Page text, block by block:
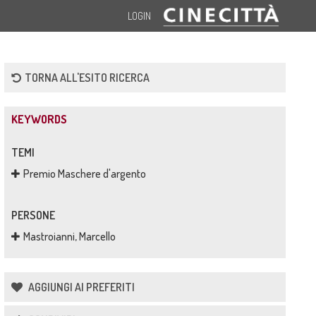
LOGIN
TORNA ALL'ESITO RICERCA
KEYWORDS
TEMI
Premio Maschere d'argento
PERSONE
Mastroianni, Marcello
AGGIUNGI AI PREFERITI